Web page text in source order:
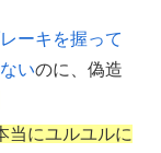
ーキを握って
いのに、偽造
当にユルユルに